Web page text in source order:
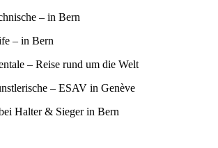
– in Bern
– in Bern
– Reise rund um die Welt
– ESAV in Genève
Halter & Sieger in Bern